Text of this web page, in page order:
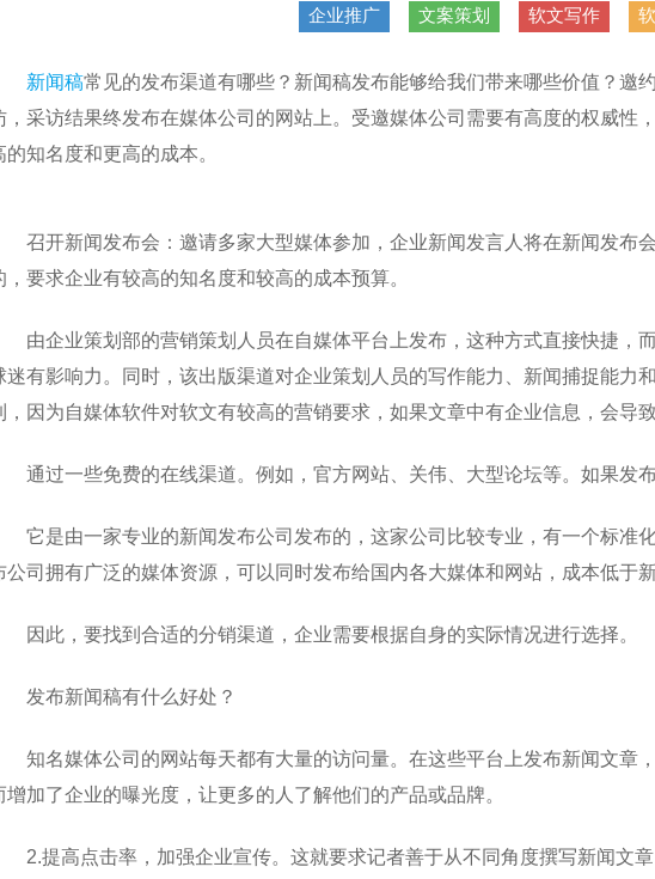
企业推广 文案策划 软文写作
新闻稿常见的发布渠道有哪些？新闻稿发布能够给我们带来哪些价值？邀
，采访结果终发布在媒体公司的网站上。受邀媒体公司需要有高度的权威性
的知名度和更高的成本。
召开新闻发布会：邀请多家大型媒体参加，企业新闻发言人将在新闻发布
，要求企业有较高的知名度和较高的成本预算。
由企业策划部的营销策划人员在自媒体平台上发布，这种方式直接快捷，
迷有影响力。同时，该出版渠道对企业策划人员的写作能力、新闻捕捉能力
，因为自媒体软件对软文有较高的营销要求，如果文章中有企业信息，会导致
通过一些免费的在线渠道。例如，官方网站、关伟、大型论坛等。如果发
它是由一家专业的新闻发布公司发布的，这家公司比较专业，有一个标准
公司拥有广泛的媒体资源，可以同时发布给国内各大媒体和网站，成本低于新
因此，要找到合适的分销渠道，企业需要根据自身的实际情况进行选择。
发布新闻稿有什么好处？
知名媒体公司的网站每天都有大量的访问量。在这些平台上发布新闻文章
增加了企业的曝光度，让更多的人了解他们的产品或品牌。
2.提高点击率，加强企业宣传。这就要求记者善于从不同角度撰写新闻文